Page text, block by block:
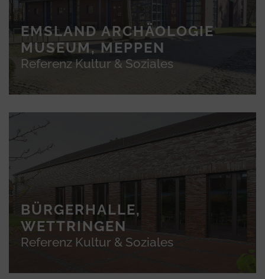
EMSLAND ARCHÄOLOGIE
MUSEUM, MEPPEN
Referenz Kultur & Soziales
BÜRGERHALLE,
WETTRINGEN
Referenz Kultur & Soziales